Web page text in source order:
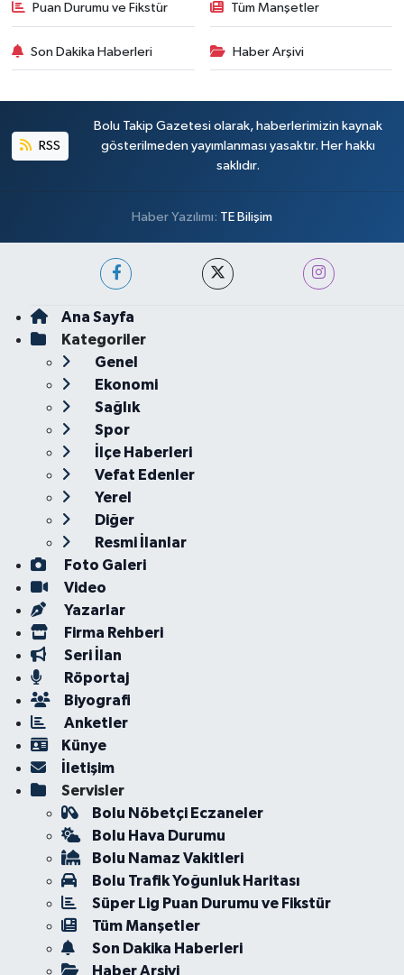
Puan Durumu ve Fikstür Tüm Manşetler
Son Dakika Haberleri Haber Arşivi
RSS
Bolu Takip Gazetesi olarak, haberlerimizin kaynak
gösterilmeden yayımlanması yasaktır. Her hakkı
saklıdır.
Haber Yazılımı: TE Bilişim
Ana Sayfa
Kategoriler
Genel
Ekonomi
Sağlık
Spor
İlçe Haberleri
Vefat Edenler
Yerel
Diğer
Resmi İlanlar
Foto Galeri
Video
Yazarlar
Firma Rehberi
Seri İlan
Röportaj
Biyografi
Anketler
Künye
İletişim
Servisler
Bolu Nöbetçi Eczaneler
Bolu Hava Durumu
Bolu Namaz Vakitleri
Bolu Trafik Yoğunluk Haritası
Süper Lig Puan Durumu ve Fikstür
Tüm Manşetler
Son Dakika Haberleri
Haber Arşivi